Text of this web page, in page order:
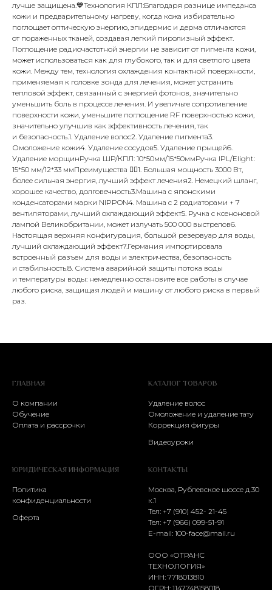
лучше защищена.💙Технология КПЛ:Благодаря разнице импеданса
кожи и предварительному нагреву, когда кожа избирательно
поглощает оптическую энергию, эпидермис и дерма отличаются
от пораженных тканей, создавая легкий пиролизный эффект.
Поглощение радиочастотной энергии не зависит от пигмента кожи,
может использоваться как для глубокого, так и для светлого цвета
кожи. Между тем, технология охлаждения контактной поверхности,
применяемая к головке зонда для лечения, может устранить
тепловой эффект, связанный с энергией фотонов, значительно
уменьшить боль в процессе лечения. И увеличьте сопротивление
поверхности кожи, уменьшите поглощение RF поверхностью кожи,
значительно улучшив как эффективность лечения, так
и безопасность.1. Удаление волос2. Удаление пигмента3.
Омоложение кожи4. Удаление сосудов5. Удаление прыщей6.
Удаление морщинРучка ШР/КПЛ: 10*50мм/15*50ммРучка IPL/Elight:
15*50 мм/12*33 ммПреимущества 👇🏻1. Большая мощность 3000 Вт,
более сильная энергия, лучший эффект лечения2. Немецкий шланг,
хорошее качество, долговечность3.Машина с японскими
конденсаторами марки NIPPON4. Машина с 2 радиаторами + 7
вентиляторами, лучший охлаждающий эффект5. Ручка с ксеноновой
лампой Великобритании, может излучать 500 000 выстрелов6.
Настоящая верхняя конфигурация, большой резервуар для воды,
лучший охлаждающий эффект7.Германия импортировала
встроенный разъем для воды и электричества, безопасность
и стабильность.8. Система аварийной защиты потока воды
и температуры воды: немедленно остановите все работы в случае
любого риска, защищая людей и машину от любого риска в первый
раз.
ГЛАВНАЯ
О компании
Обучение
Оплата и рассрочки
КАТАЛОГ ТОВАРОВ
Удаление волос
Омоложение и удаление тату
Коррекция фигуры
Видеоуроки
ЮРИДИЧЕСКАЯ ИНФОРМАЦИЯ
Политика
конфиденциальности
Оферта
КОНТАКТЫ
Москва, Рублевское шоссе д.30
к.1
Тел: +7 (910) 452- 21-45
Тел: +7 (966) 099-51-91
E-mail: 100-face@mail.ru
ООО «ОТРАНС
ТЕХНОЛОГИЯ»
ИНН: 7718013810
ОГРН: 1147748158018